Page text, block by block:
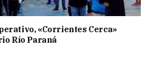
«Corrientes Cerca»
Río Paraná